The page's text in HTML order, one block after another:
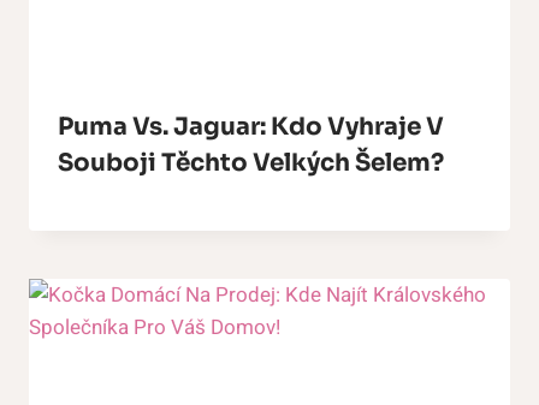
Puma Vs. Jaguar: Kdo Vyhraje V
Souboji Těchto Velkých Šelem?